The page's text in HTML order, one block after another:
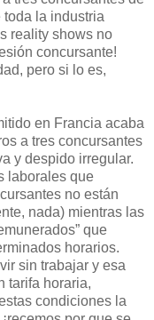
la industria
reality shows no
concursante!
pero si lo es,
en Francia acaba
a tres concursantes
y despido irregular.
laborales que
no están
nada) mientras las
que
horarios.
sin trabajar y esa
tarifa horaria,
condiciones la